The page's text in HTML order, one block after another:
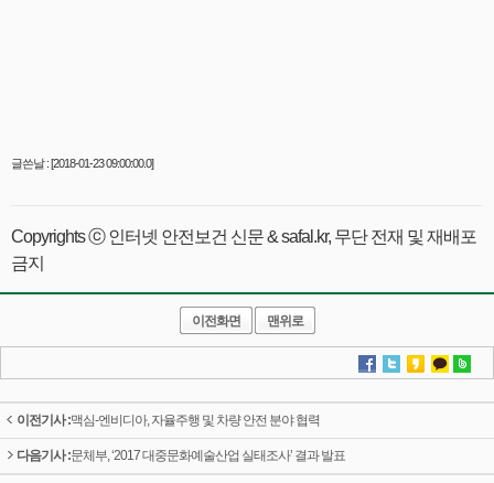
글쓴날 : [2018-01-23 09:00:00.0]
Copyrights ⓒ 인터넷 안전보건 신문 & safal.kr, 무단 전재 및 재배포
금지
이전화면 맨위로
이전기사 :맥심-엔비디아, 자율주행 및 차량 안전 분야 협력
다음기사 :문체부, ‘2017 대중문화예술산업 실태조사’ 결과 발표